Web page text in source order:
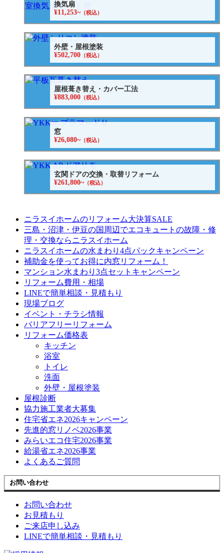
換気扇
¥11,253~（税込）
外壁・屋根塗装
¥502,700 （税込）
屋根葺き替え・カバー工法
¥883,000 （税込）
窓
¥26,080~（税込）
玄関ドアの交換・取替リフォーム
¥261,800~（税込）
ニラスイホームのリフォーム大決算SALE
三島・沼津・伊豆の国周辺でエコキュートの故障・修
理・交換ならニラスイホーム
ニラスイホームの水まわり4点パックキャンペーン
補助金を使ってお得に内窓リフォーム！
マンション水まわり3点セットキャンペーン
リフォーム費用・相場
LINEで簡単相談・見積もり
現場ブログ
イベント・チラシ情報
バリアフリーリフォーム
リフォーム価格表
キッチン
浴室
トイレ
洗面
外壁・屋根塗装
屋根診断
協力施工業者大募集
住宅省エネ2026キャンペーン
先進的窓リノベ2026事業
みらいエコ住宅2026事業
給湯省エネ2026事業
よくあるご質問
お問い合わせ
お問い合わせ
お見積もり
ご来店申し込み
LINEで簡単相談・見積もり